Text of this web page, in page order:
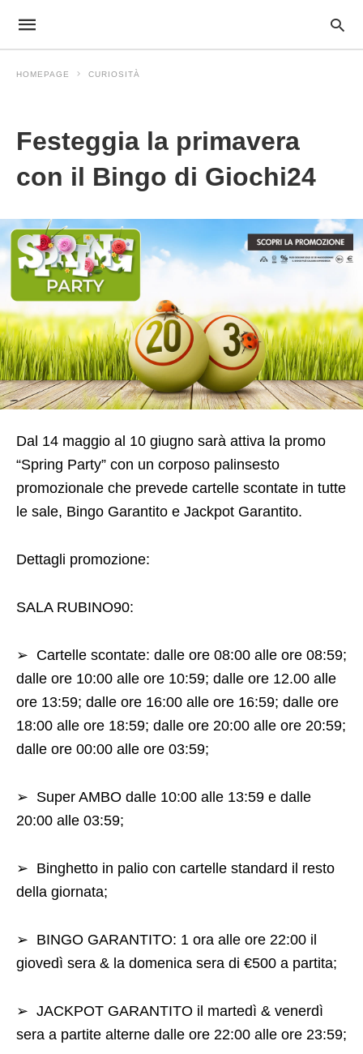
HOMEPAGE CURIOSITÀ
Festeggia la primavera
con il Bingo di Giochi24
Dal 14 maggio al 10 giugno sarà attiva la promo
“Spring Party” con un corposo palinsesto
promozionale che prevede cartelle scontate in tutte
le sale, Bingo Garantito e Jackpot Garantito.
Dettagli promozione:
SALA RUBINO90:
➢ Cartelle scontate: dalle ore 08:00 alle ore 08:59;
dalle ore 10:00 alle ore 10:59; dalle ore 12.00 alle
ore 13:59; dalle ore 16:00 alle ore 16:59; dalle ore
18:00 alle ore 18:59; dalle ore 20:00 alle ore 20:59;
dalle ore 00:00 alle ore 03:59;
➢ Super AMBO dalle 10:00 alle 13:59 e dalle
20:00 alle 03:59;
➢ Binghetto in palio con cartelle standard il resto
della giornata;
➢ BINGO GARANTITO: 1 ora alle ore 22:00 il
giovedì sera & la domenica sera di €500 a partita;
➢ JACKPOT GARANTITO il martedì & venerdì
sera a partite alterne dalle ore 22:00 alle ore 23:59;